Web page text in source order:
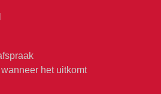
het uitkomt